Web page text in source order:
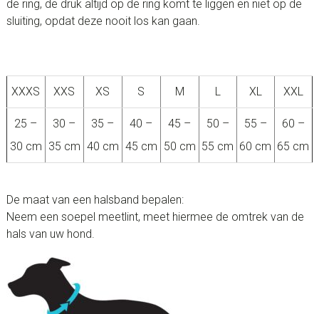
de ring, de druk altijd op de ring komt te liggen en niet op de
sluiting, opdat deze nooit los kan gaan.
XXXS XXS XS S M L XL XXL
25 –
30 cm
30 –
35 cm
35 –
40 cm
40 –
45 cm
45 –
50 cm
50 –
55 cm
55 –
60 cm
60 –
65 cm
De maat van een halsband bepalen:
Neem een soepel meetlint, meet hiermee de omtrek van de
hals van uw hond.